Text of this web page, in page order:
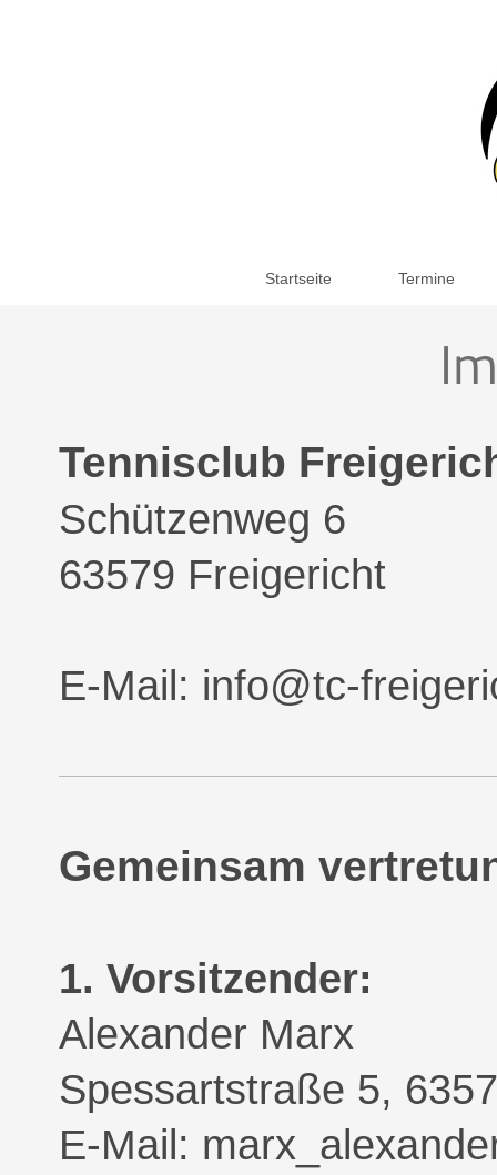
Startseite Termine
Tennisclub
Schützenweg 6
63579 Freigericht
E-Mail: info@tc-
Gemeinsam
1. Vorsitzender:
Alexander Marx
Spessartstraße 5,
E-Mail: